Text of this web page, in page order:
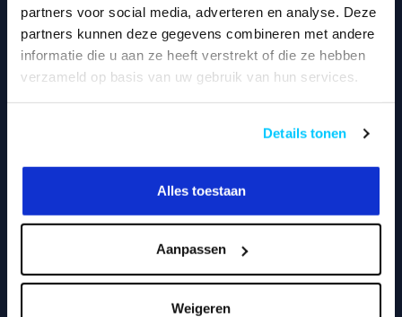
partners voor social media, adverteren en analyse. Deze
partners kunnen deze gegevens combineren met andere
informatie die u aan ze heeft verstrekt of die ze hebben
verzameld op basis van uw gebruik van hun services.
Details tonen
Alles toestaan
Aanpassen
Weigeren
Neomounts24.nl
Pauwlaan 7
1343 CA Almere
the Netherlands